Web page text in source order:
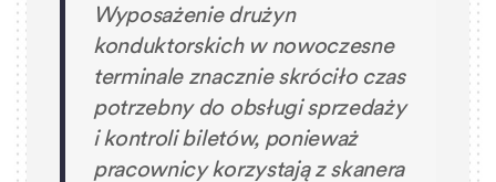
Wyposażenie drużyn
konduktorskich w nowoczesne
terminale znacznie skróciło czas
potrzebny do obsługi sprzedaży
i kontroli biletów, ponieważ
pracownicy korzystają z skanera